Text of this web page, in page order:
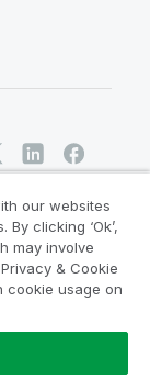
Tous
our websites
clicking ‘Ok’,
may involve
& Cookie
cookie usage on